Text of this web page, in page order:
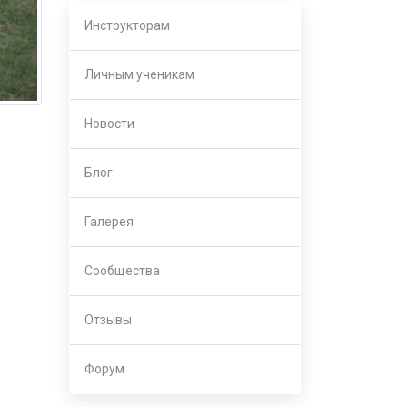
Инструкторам
Личным ученикам
Новости
Блог
Галерея
Сообщества
Отзывы
Форум